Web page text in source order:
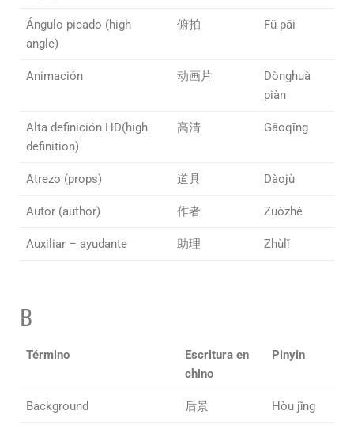
Ángulo picado (high
angle)
俯拍 Fǔ pāi
Animación 动画片
Dònghuà
piàn
Alta definición HD(high
definition)
高清 Gāoqīng
Atrezo (props) 道具 Dàojù
Autor (author) 作者 Zuòzhě
Auxiliar – ayudante 助理 Zhùlǐ
B
Término
Escritura en
chino
Pinyin
Background 后景 Hòu jǐng